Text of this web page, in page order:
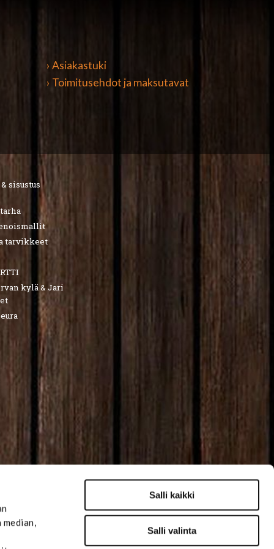
median,
Salli kaikki
Salli valinta
› Asiakastuki
› Toimitusehdot ja maksutavat
sisustus
tarvikkeet
kylä & Jari